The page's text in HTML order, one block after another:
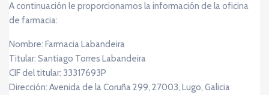
A continuación le proporcionamos la información de la oficina
de farmacia:
Nombre: Farmacia Labandeira
Titular: Santiago Torres Labandeira
CIF del titular: 33317693P
Dirección: Avenida de la Coruña 299, 27003, Lugo, Galicia